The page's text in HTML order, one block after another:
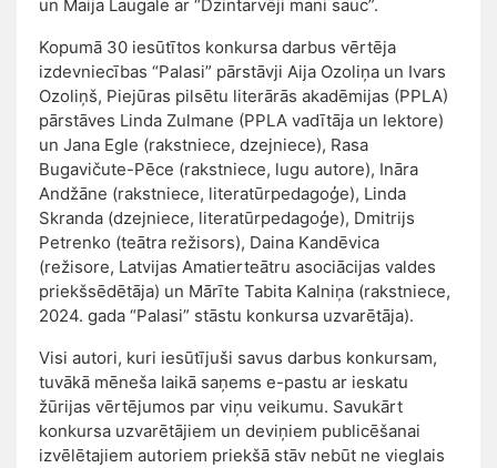
un Maija Laugale ar “Dzintarvēji mani sauc”.
Kopumā 30 iesūtītos konkursa darbus vērtēja
izdevniecības “Palasi” pārstāvji Aija Ozoliņa un Ivars
Ozoliņš, Piejūras pilsētu literārās akadēmijas (PPLA)
pārstāves Linda Zulmane (PPLA vadītāja un lektore)
un Jana Egle (rakstniece, dzejniece), Rasa
Bugavičute-Pēce (rakstniece, lugu autore), Ināra
Andžāne (rakstniece, literatūrpedagoģe), Linda
Skranda (dzejniece, literatūrpedagoģe), Dmitrijs
Petrenko (teātra režisors), Daina Kandēvica
(režisore, Latvijas Amatierteātru asociācijas valdes
priekšsēdētāja) un Mārīte Tabita Kalniņa (rakstniece,
2024. gada “Palasi” stāstu konkursa uzvarētāja).
Visi autori, kuri iesūtījuši savus darbus konkursam,
tuvākā mēneša laikā saņems e-pastu ar ieskatu
žūrijas vērtējumos par viņu veikumu. Savukārt
konkursa uzvarētājiem un deviņiem publicēšanai
izvēlētajiem autoriem priekšā stāv nebūt ne vieglais